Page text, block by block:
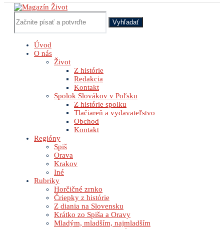
Vyhľadať
Úvod
O nás
Život
Z histórie
Redakcia
Kontakt
Spolok Slovákov v Poľsku
Z histórie spolku
Tlačiareň a vydavateľstvo
Obchod
Kontakt
Regióny
Spiš
Orava
Krakov
Iné
Rubriky
Horčičné zrnko
Čriepky z histórie
Z diania na Slovensku
Krátko zo Spiša a Oravy
Mladým, mladším, najmladším